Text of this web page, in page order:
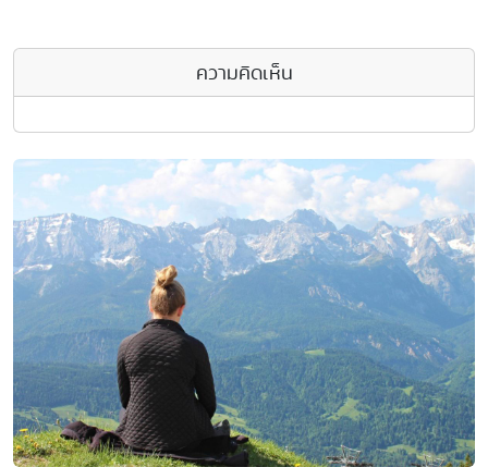
ความคิดเห็น